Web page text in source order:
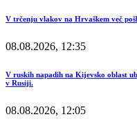
V trčenju vlakov na Hrvaškem več
08.08.2026, 12:35
V ruskih napadih na Kijevsko oblast
v Rusiji.
08.08.2026, 12:05